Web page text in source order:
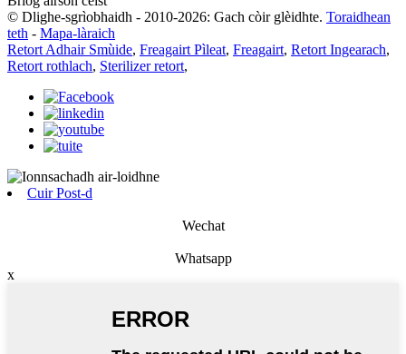
© Dlighe-sgrìobhaidh - 2010-2026: Gach còir glèidhte. Toraidhean
teth - Mapa-làraich
Retort Adhair Smùide, Freagairt Pìleat, Freagairt, Retort Ingearach,
Retort rothlach, Sterilizer retort,
Cuir Post-d
Wechat
Whatsapp
x